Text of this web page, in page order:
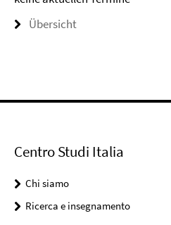
Übersicht
Centro Studi Italia
Chi siamo
Ricerca e insegnamento